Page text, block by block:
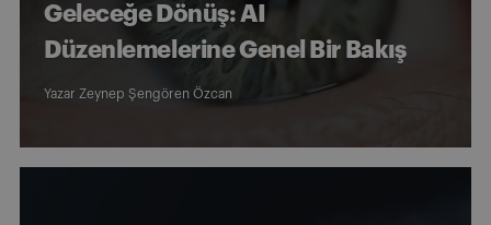
Geleceğe Dönüş: AI
Düzenlemelerine Genel Bir Bakış
Yazar Zeynep Şengören Özcan